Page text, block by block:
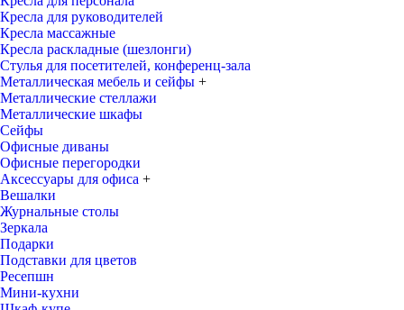
Кресла для руководителей
Кресла массажные
Кресла раскладные (шезлонги)
Стулья для посетителей, конференц-зала
Металлическая мебель и сейфы +
Металлические стеллажи
Металлические шкафы
Сейфы
Офисные диваны
Офисные перегородки
Аксессуары для офиса +
Вешалки
Журнальные столы
Зеркала
Подарки
Подставки для цветов
Ресепшн
Мини-кухни